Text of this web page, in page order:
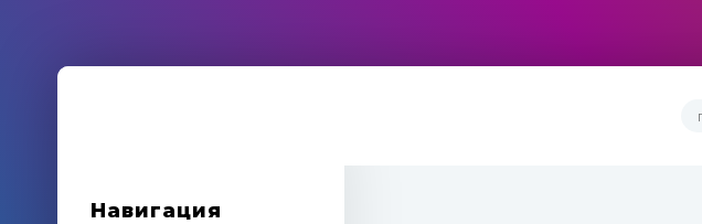
Навигация